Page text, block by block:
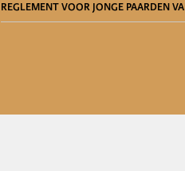
REGLEMENT VOOR JONGE PAARDEN